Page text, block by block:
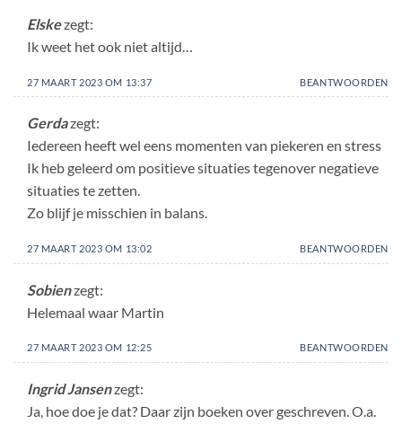
Elskezegt:
Ik weet het ook niet altijd…
27 MAART 2023 OM 13:37 BEANTWOORDEN
Gerdazegt:
Iedereen heeft wel eens momenten van piekeren en stress
Ik heb geleerd om positieve situaties tegenover negatieve
situaties te zetten.
Zo blijf je misschien in balans.
27 MAART 2023 OM 13:02 BEANTWOORDEN
Sobienzegt:
Helemaal waar Martin
27 MAART 2023 OM 12:25 BEANTWOORDEN
Ingrid Jansenzegt:
Ja, hoe doe je dat? Daar zijn boeken over geschreven. O.a.